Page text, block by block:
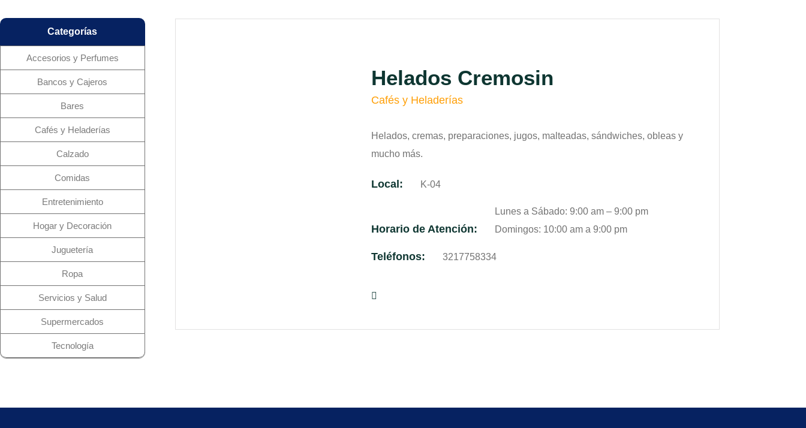
Categorías
Accesorios y Perfumes
Bancos y Cajeros
Bares
Cafés y Heladerías
Calzado
Comidas
Entretenimiento
Hogar y Decoración
Juguetería
Ropa
Servicios y Salud
Supermercados
Tecnología
Helados Cremosin
Cafés y Heladerías
Helados, cremas, preparaciones, jugos, malteadas, sándwiches, obleas y
mucho más.
Local: K-04
Horario de Atención:
Lunes a Sábado: 9:00 am – 9:00 pm
Domingos: 10:00 am a 9:00 pm
Teléfonos: 3217758334